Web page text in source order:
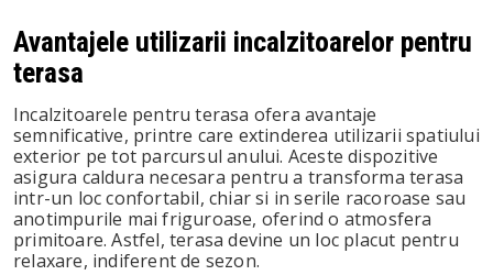
Avantajele utilizarii incalzitoarelor pentru
terasa
Incalzitoarele pentru terasa ofera avantaje
semnificative, printre care extinderea utilizarii spatiului
exterior pe tot parcursul anului. Aceste dispozitive
asigura caldura necesara pentru a transforma terasa
intr-un loc confortabil, chiar si in serile racoroase sau
anotimpurile mai friguroase, oferind o atmosfera
primitoare. Astfel, terasa devine un loc placut pentru
relaxare, indiferent de sezon.